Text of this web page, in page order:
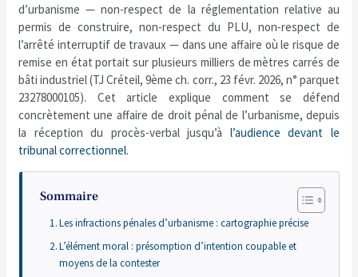
d’urbanisme — non-respect de la réglementation relative au
permis de construire, non-respect du PLU, non-respect de
l’arrêté interruptif de travaux — dans une affaire où le risque de
remise en état portait sur plusieurs milliers de mètres carrés de
bâti industriel (TJ Créteil, 9ème ch. corr., 23 févr. 2026, n° parquet
23278000105). Cet article explique comment se défend
concrètement une affaire de droit pénal de l’urbanisme, depuis
la réception du procès-verbal jusqu’à l’audience devant le
tribunal correctionnel.
Sommaire
Les infractions pénales d’urbanisme : cartographie précise
L’élément moral : présomption d’intention coupable et
moyens de la contester